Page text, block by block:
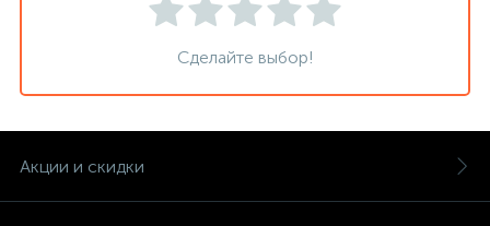
Сделайте выбор!
Акции и скидки